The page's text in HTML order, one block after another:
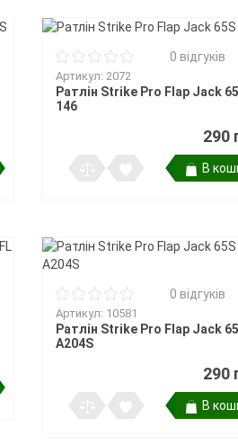
0 відгуків
Артикул: 2072
Ратлін Strike Pro Flap Jack
146
290
В
0 відгуків
Артикул: 10581
Ратлін Strike Pro Flap Jack
A204S
290
В